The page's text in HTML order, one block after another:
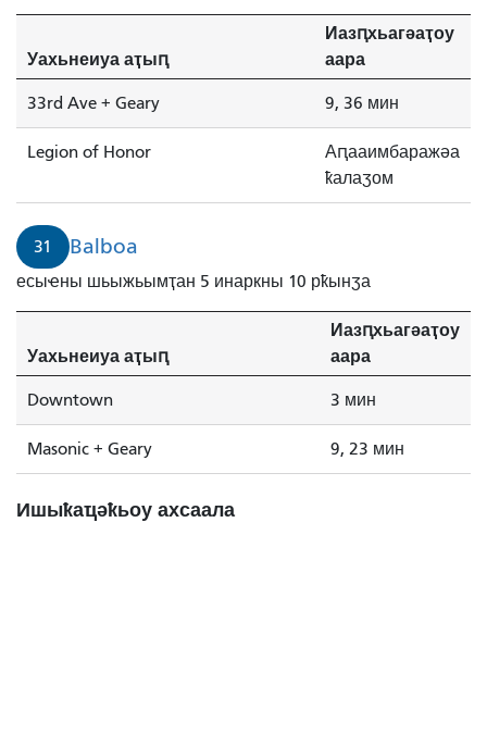
Уахьнеиуа аҭыԥ
Иазԥхьагәаҭоу
аара
33rd Ave + Geary 9, 36 мин
Legion of Honor
Аԥааимбаражәа
ҟалаӡом
31 Balboa
есыҽны шьыжьымҭан 5 инаркны 10 рҟынӡа
Уахьнеиуа аҭыԥ
Иазԥхьагәаҭоу
аара
Downtown 3 мин
Masonic + Geary 9, 23 мин
Ишыҟаҵәҟьоу ахсаала